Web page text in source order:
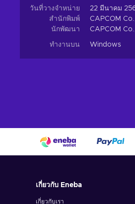
วันที่วางจำหน่าย
22 มีนาคม
สำนักพิมพ์
CAPCOM
นักพัฒนา
CAPCOM
ทำงานบน Windows
เกี่ยวกับ Eneba
เกี่ยวกับเรา